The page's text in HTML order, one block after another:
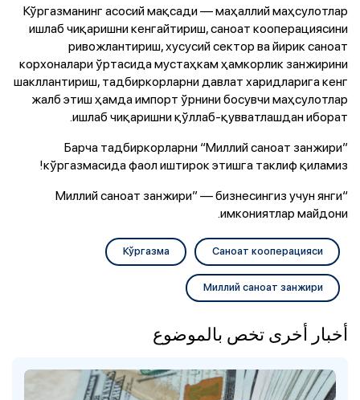
Кўргазманинг асосий мақсади — маҳаллий маҳсулотлар
ишлаб чиқаришни кенгайтириш, саноат кооперациясини
ривожлантириш, хусусий сектор ва йирик саноат
корхоналари ўртасида мустаҳкам ҳамкорлик занжирини
шакллантириш, тадбиркорларни давлат харидларига кенг
жалб этиш ҳамда импорт ўрнини босувчи маҳсулотлар
ишлаб чиқаришни қўллаб-қувватлашдан иборат.
Барча тадбиркорларни “Миллий саноат занжири”
кўргазмасида фаол иштирок этишга таклиф қиламиз!
“Миллий саноат занжири” — бизнесингиз учун янги
имкониятлар майдони.
Саноат кооперацияси
Кўргазма
Миллий саноат занжири
أخبار أخرى تخص بالموضوع